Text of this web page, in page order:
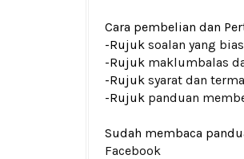
Cara pembelian dan
-Rujuk soalan yang
-Rujuk maklumbalas
-Rujuk syarat dan terma
-Rujuk panduan
Sudah membaca
Facebook